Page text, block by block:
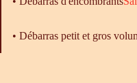
• Débarras petit et gros